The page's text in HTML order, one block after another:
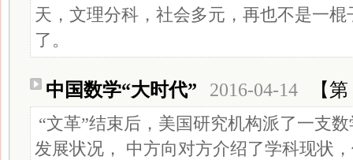
天，文理分科，社会多元，再也不是一
了。
中国数学“大时代” 2016-04-14 【
“文革”结束后，美国研究机构派了一支
发展状况， 中方向对方介绍了学科现状